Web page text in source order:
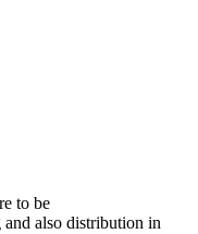
to be
and also distribution in